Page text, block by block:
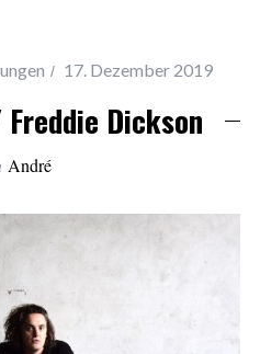
17. Dezember 2019
Dickson
André